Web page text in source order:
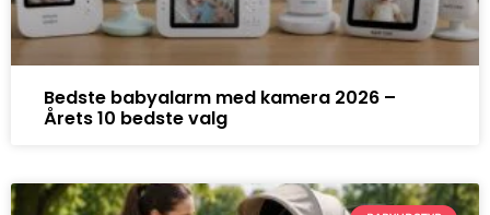
Bedste babyalarm med kamera 2026 –
Årets 10 bedste valg